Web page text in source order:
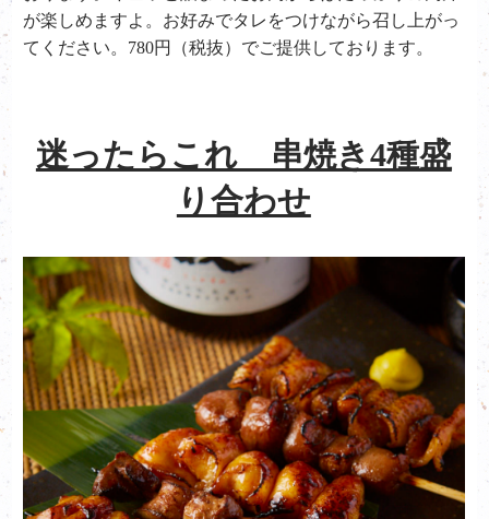
が楽しめますよ。お好みでタレをつけながら召し上がっ
てください。780円（税抜）でご提供しております。
迷ったらこれ 串焼き4種盛
り合わせ